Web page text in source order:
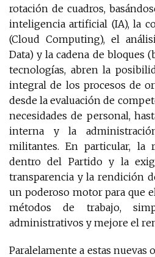
rotación de cuadros,
inteligencia artificial (IA), la
(Cloud Computing), el
Data) y la cadena de bloques
tecnologías, abren la
integral de los procesos de
desde la evaluación de
necesidades de personal,
interna y la
militantes. En particular, la
dentro del Partido y la
transparencia y la rendición
un poderoso motor para que
métodos de trabajo,
administrativos y mejore el
Paralelamente a estas nuevas